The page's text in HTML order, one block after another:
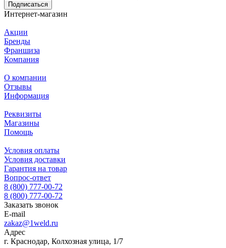
Подписаться
Интернет-магазин
Акции
Бренды
Франшиза
Компания
О компании
Отзывы
Информация
Реквизиты
Магазины
Помощь
Условия оплаты
Условия доставки
Гарантия на товар
Вопрос-ответ
8 (800) 777-00-72
8 (800) 777-00-72
Заказать звонок
E-mail
zakaz@1weld.ru
Адрес
г. Краснодар, Колхозная улица, 1/7